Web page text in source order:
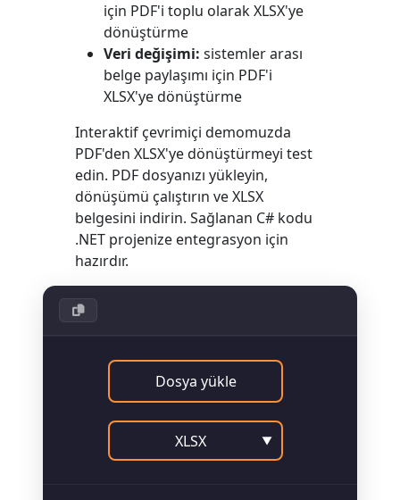
için PDF'i toplu olarak XLSX'ye
dönüştürme
Veri değişimi: sistemler arası
belge paylaşımı için PDF'i
XLSX'ye dönüştürme
Interaktif çevrimiçi demomuzda
PDF'den XLSX'ye dönüştürmeyi test
edin. PDF dosyanızı yükleyin,
dönüşümü çalıştırın ve XLSX
belgesini indirin. Sağlanan C# kodu
.NET projenize entegrasyon için
hazırdır.
Dosya yükle
XLSX ▼